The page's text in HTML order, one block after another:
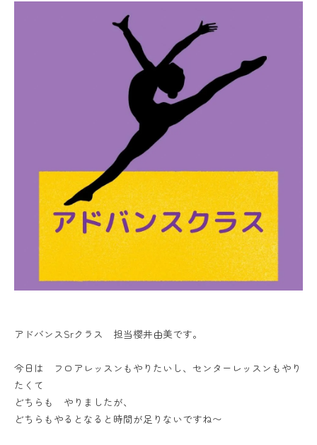
アドバンスSrクラス 担当櫻井由美です。
今日は フロアレッスンもやりたいし、センターレッスンもやり
たくて
どちらも やりましたが、
どちらもやるとなると時間が足りないですね〜